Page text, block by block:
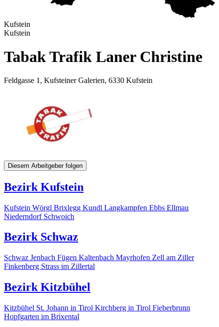
Kufstein
Kufstein
Tabak Trafik Laner Christine
Feldgasse 1, Kufsteiner Galerien, 6330 Kufstein
Diesem Arbeitgeber folgen
Bezirk Kufstein
Kufstein Wörgl Brixlegg Kundl Langkampfen Ebbs Ellmau
Niederndorf Schwoich
Bezirk Schwaz
Schwaz Jenbach Fügen Kaltenbach Mayrhofen Zell am Ziller
Finkenberg Strass im Zillertal
Bezirk Kitzbühel
Kitzbühel St. Johann in Tirol Kirchberg in Tirol Fieberbrunn
Hopfgarten im Brixental